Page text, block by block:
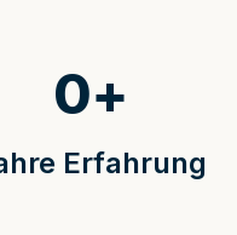
Erfahrung
0+